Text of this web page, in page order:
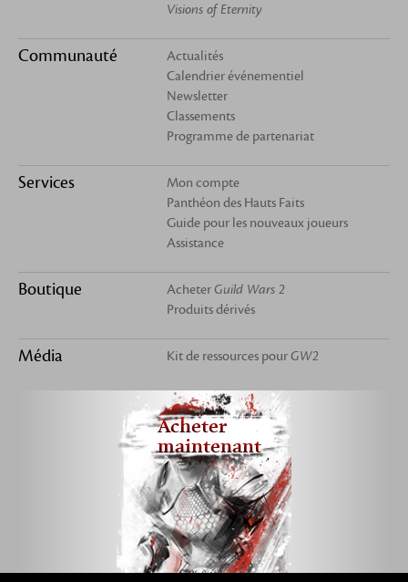
Visions of Eternity
Communauté
Actualités
Calendrier événementiel
Newsletter
Classements
Programme de partenariat
Services
Mon compte
Panthéon des Hauts Faits
Guide pour les nouveaux joueurs
Assistance
Boutique AcheterGuild Wars 2
Produits dérivés
Média Kit de ressources pourGW2
Acheter
maintenant